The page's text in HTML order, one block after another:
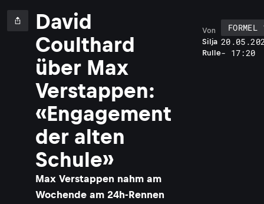
David
Coulthard
über Max
Verstappen:
«Engagement
der alten
Schule»
Max Verstappen nahm am
Wochende am 24h-Rennen
Silja
Rulle
Von
FORMEL
- 17:20